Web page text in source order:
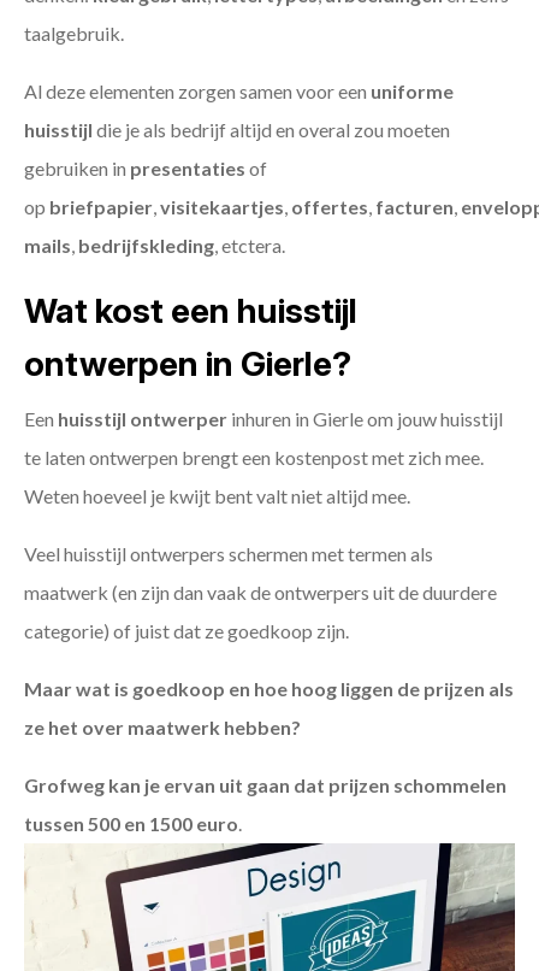
taalgebruik.
Al deze elementen zorgen samen voor een uniforme
huisstijl die je als bedrijf altijd en overal zou moeten
gebruiken in presentaties of
op briefpapier,visitekaartjes, offertes, facturen,
mails, bedrijfskleding, etctera.
Wat kost een huisstijl
ontwerpen in Gierle?
Een huisstijl ontwerper inhuren in Gierle om jouw huisstijl
te laten ontwerpen brengt een kostenpost met zich mee.
Weten hoeveel je kwijt bent valt niet altijd mee.
Veel huisstijl ontwerpers schermen met termen als
maatwerk (en zijn dan vaak de ontwerpers uit de duurdere
categorie) of juist dat ze goedkoop zijn.
Maar wat is goedkoop en hoe hoog liggen de prijzen als
ze het over maatwerk hebben?
Grofweg kan je ervan uit gaan dat prijzen schommelen
tussen 500 en 1500 euro.